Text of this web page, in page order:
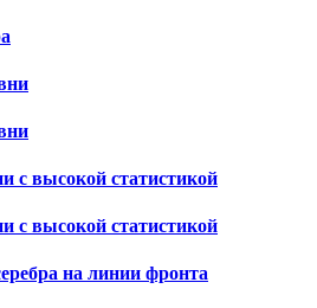
с высокой статистикой
с высокой статистикой
на линии фронта